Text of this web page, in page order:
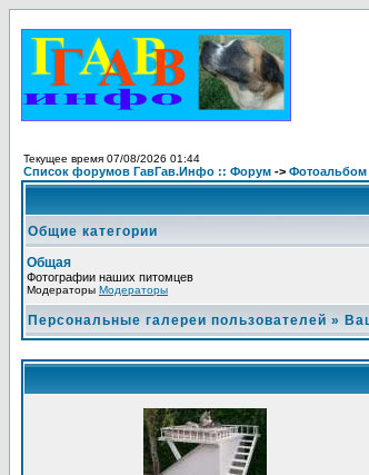
Текущее время 07/08/2026 01:44
Список форумов ГавГав.Инфо :: Форум -> Фотоальбом
Общие категории
Общая
Фотографии наших питомцев
Модераторы Модераторы
Персональные галереи пользователей »